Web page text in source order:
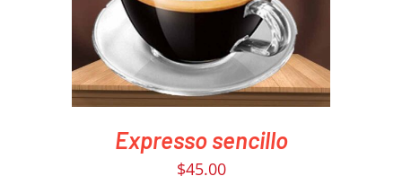
Expresso sencillo
$45.00